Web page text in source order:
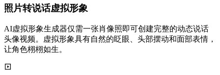
照片转说话虚拟形象
AI虚拟形象生成器仅需一张肖像照即可创建完整的动态说话
头像视频。虚拟形象具有自然的眨眼、头部摆动和面部表情，
让角色栩栩如生。